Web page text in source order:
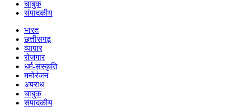
चाबुक
संपादकीय
भारत
छत्तीसगढ़
व्यापार
रोजगार
धर्म-संस्कृति
मनोरंजन
अपराध
चाबुक
संपादकीय